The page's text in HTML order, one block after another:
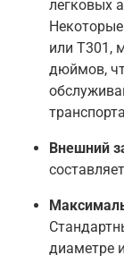
легковых
или T301,
дюймов,
транспорта
Внешний
составляет
диаметре